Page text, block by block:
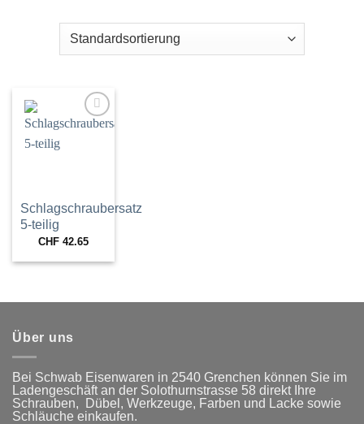
Zur
Wunschliste
Schlagschraubersatz
5-teilig
CHF42.65
Über uns
Bei Schwab Eisenwaren in 2540 Grenchen können Sie im
Ladengeschäft an der Solothurnstrasse 58 direkt Ihre
Schrauben, Dübel, Werkzeuge, Farben und Lacke sowie
Schläuche einkaufen.